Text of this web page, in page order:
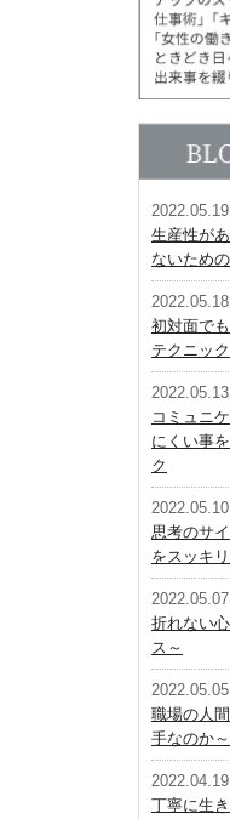
2022.05.19
生産性が
ないため
2022.05.18
初対面で
テクニック
2022.05.13
コミュニ
にくい事
ク
2022.05.10
思考のサ
をスッキ
2022.05.07
折れない
ス～
2022.05.05
職場の人
手なのか～
2022.04.19
丁寧に生